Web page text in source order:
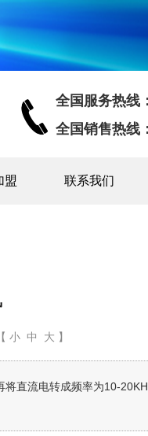
全国服务热线：
全国销售热线：
盟 联系我们
小 中 大 】
直流电转成频率为10-